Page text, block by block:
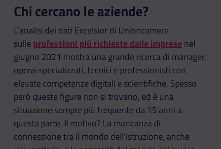
Chi cercano le aziende?
L’analisi dei dati Excelsior di Unioncamere
sulle professioni più richieste dalle impresenel
giugno 2021 mostra una grande ricerca di manager,
operai specializzati, tecnici e professionisti con
elevate competenze digitali e scientifiche. Spesso
però queste figure non si trovano, ed è una
situazione sempre più frequente da 15 anni a
questa parte. Il motivo? La mancanza di
connessione tra il mondo dell’istruzione, anche